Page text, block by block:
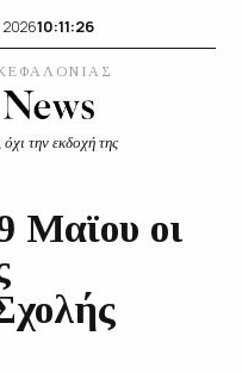
202610:11:26
την εκδοχή της
Μαϊου οι